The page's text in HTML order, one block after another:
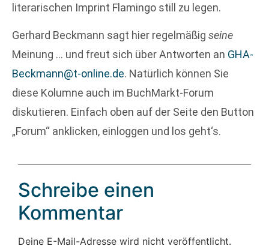
literarischen Imprint Flamingo still zu legen.
Gerhard Beckmann sagt hier regelmäßig seine
Meinung … und freut sich über Antworten an GHA-
Beckmann@t-online.de. Natürlich können Sie
diese Kolumne auch im BuchMarkt-Forum
diskutieren. Einfach oben auf der Seite den Button
„Forum“ anklicken, einloggen und los geht‘s.
Schreibe einen
Kommentar
Deine E-Mail-Adresse wird nicht veröffentlicht.